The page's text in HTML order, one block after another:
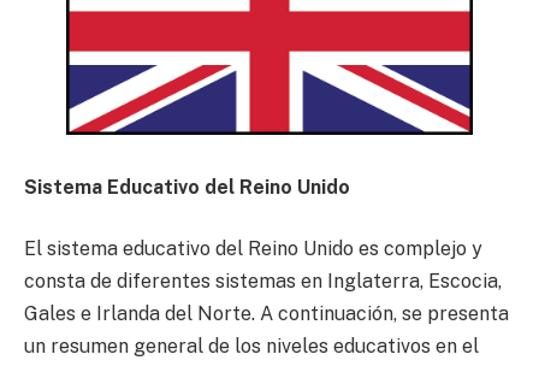
Sistema Educativo del Reino Unido
El sistema educativo del Reino Unido es complejo y
consta de diferentes sistemas en Inglaterra, Escocia,
Gales e Irlanda del Norte. A continuación, se presenta
un resumen general de los niveles educativos en el